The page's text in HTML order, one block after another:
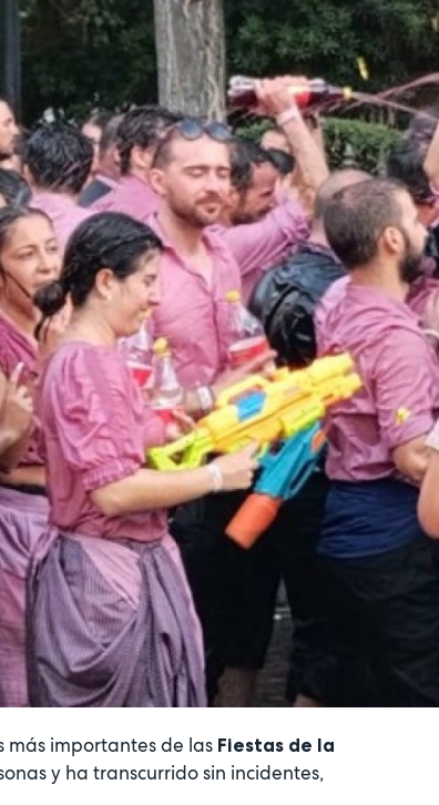
más importantes de las Fiestas de la
y ha transcurrido sin incidentes,